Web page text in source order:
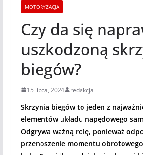
MOTORYZACJA
Czy da się
uszkodzoną
biegów?
15 lipca, 2024 redakcja
Skrzynia biegów to jeden z
elementów układu napędowego
Odgrywa ważną rolę, ponieważ
przenoszenie momentu